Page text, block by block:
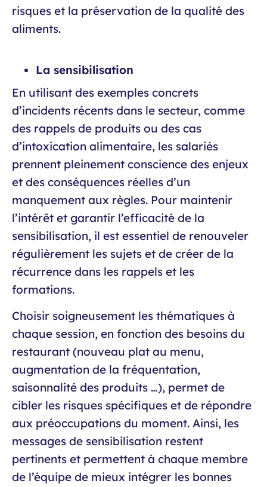
risques et la préservation de la qualité des
aliments.
La sensibilisation
En utilisant des exemples concrets
d’incidents récents dans le secteur, comme
des rappels de produits ou des cas
d’intoxication alimentaire, les salariés
prennent pleinement conscience des enjeux
et des conséquences réelles d’un
manquement aux règles. Pour maintenir
l’intérêt et garantir l’efficacité de la
sensibilisation, il est essentiel de renouveler
régulièrement les sujets et de créer de la
récurrence dans les rappels et les
formations.
Choisir soigneusement les thématiques à
chaque session, en fonction des besoins du
restaurant (nouveau plat au menu,
augmentation de la fréquentation,
saisonnalité des produits …), permet de
cibler les risques spécifiques et de répondre
aux préoccupations du moment. Ainsi, les
messages de sensibilisation restent
pertinents et permettent à chaque membre
de l’équipe de mieux intégrer les bonnes